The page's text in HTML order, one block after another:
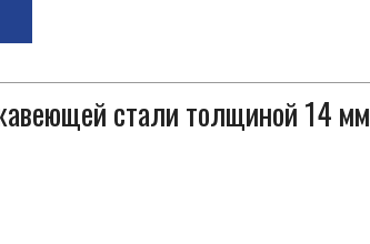
стали толщиной 14 мм